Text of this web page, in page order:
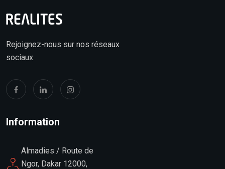
Rejoignez-nous sur nos réseaux
sociaux
Information
Almadies / Route de
Ngor, Dakar 12000,